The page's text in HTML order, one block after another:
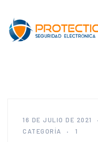
16 DE JULIO DE 2021
CATEGORÍA
1